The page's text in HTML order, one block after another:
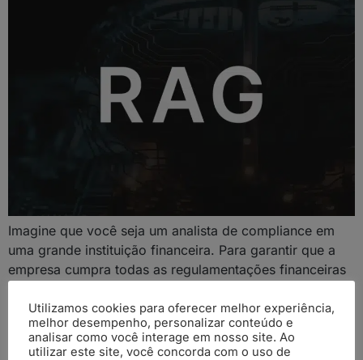
Imagine que você seja um analista de compliance em
uma grande instituição financeira. Para garantir que a
empresa cumpra todas as regulamentações financeiras
série de documentos sigilosos: relatórios de auditoria,
transações bancárias detalhadas, comunicações
internas, contratos em formatos diversos (PDF, XML,
Utilizamos cookies para oferecer melhor experiência,
melhor desempenho, personalizar conteúdo e
analisar como você interage em nosso site. Ao
utilizar este site, você concorda com o uso de